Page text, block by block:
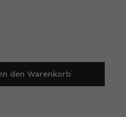
In den Warenkorb